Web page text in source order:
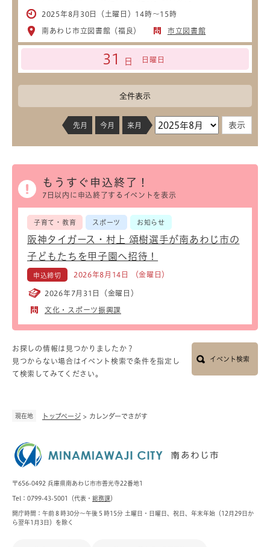
現在地 トップページ > カレンダーでさがす
2025年8月30日（土曜日）14時～15時
南あわじ市立図書館（福良） 市立図書館
31 日 日曜日
全件表示
先月 今月 来月
もうすぐ申込終了！
7日以内に申込終了するイベントを表示
子育て・教育 スポーツ お知らせ
阪神タイガース・村上 頌樹選手が南あわじ市の
子どもたちを甲子園へ招待！
申込締切 2026年8月14日 （金曜日）
2026年7月31日（金曜日）
文化・スポーツ振興課
お探しの情報は見つかりましたか？
見つからない場合はイベント検索で条件を指定し
て検索してみてください。
イベント検索
〒656-0492 兵庫県南あわじ市市善光寺22番地1
Tel：0799-43-5001（代表・ 総務課）
開庁時間：午前８時30分～午後５時15分 土曜日・日曜日、祝日、年末年始（12月29日か
ら翌年1月3日）を除く